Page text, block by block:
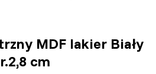
MDF lakier Biały
cm